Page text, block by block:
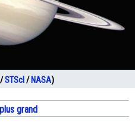
/STScI / NASA)
grand